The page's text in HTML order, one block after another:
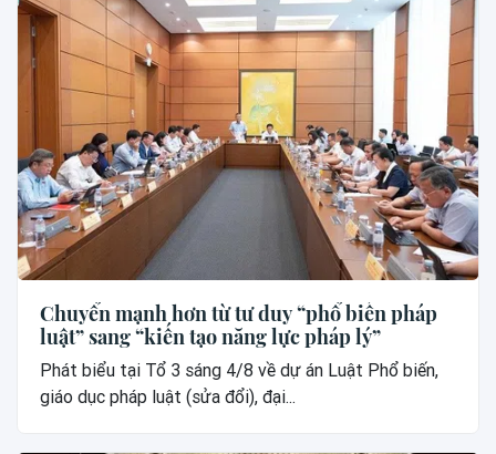
Chuyển mạnh hơn từ tư duy “phổ biến pháp
luật” sang “kiến tạo năng lực pháp lý”
Phát biểu tại Tổ 3 sáng 4/8 về dự án Luật Phổ biến,
giáo dục pháp luật (sửa đổi), đại...